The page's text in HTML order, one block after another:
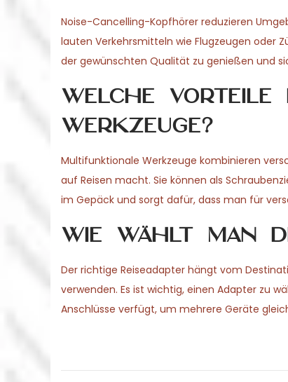
Noise-Cancelling-Kopfhörer reduzieren
lauten Verkehrsmitteln wie Flugzeugen oder
der gewünschten Qualität zu genießen und
Welche Vorteile
Werkzeuge?
Multifunktionale Werkzeuge kombinieren
auf Reisen macht. Sie können als
im Gepäck und sorgt dafür, dass man für
Wie wählt man
Der richtige Reiseadapter hängt vom
verwenden. Es ist wichtig, einen Adapter zu
Anschlüsse verfügt, um mehrere Geräte